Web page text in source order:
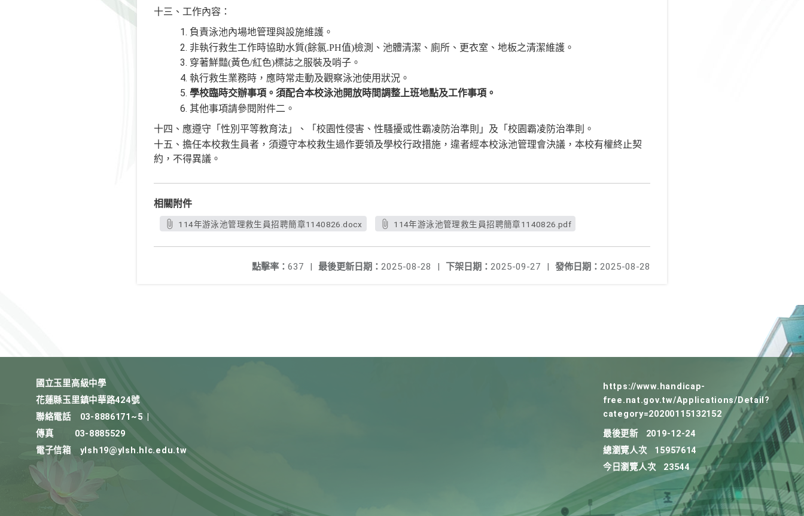
十三、工作內容：
負責泳池內場地管理與設施維護。
非執行救生工作時協助水質(餘氯.PH值)檢測、池體清潔、廁所、更衣室、地板之清潔維護。
穿著鮮豔(黃色/紅色)標誌之服裝及哨子。
執行救生業務時，應時常走動及觀察泳池使用狀況。
學校臨時交辦事項。須配合本校泳池開放時間調整上班地點及工作事項。
其他事項請參閱附件二。
十四、應遵守「性別平等教育法」、「校園性侵害、性騷擾或性霸凌防治準則」及「校園霸凌防治準則。
十五、擔任本校救生員者，須遵守本校救生過作要領及學校行政措施，違者經本校泳池管理會決議，本校有權終止契
約，不得異議。
相關附件
114年游泳池管理救生員招聘簡章1140826.docx 114年游泳池管理救生員招聘簡章1140826.pdf
發佈日期： 2025-08-28
下架日期： 2025-09-27 |
最後更新日期： 2025-08-28 |
點擊率： 637 |
國立玉里高級中學
花蓮縣玉里鎮中華路424號
聯絡電話
03-8886171~5
傳真
03-8885529
電子信箱
ylsh19@ylsh.hlc.edu.tw
https://www.handicap-
free.nat.gov.tw/Applications/Detail?
category=20200115132152
最後更新
2019-12-24
總瀏覽人次
15957614
今日瀏覽人次
23544